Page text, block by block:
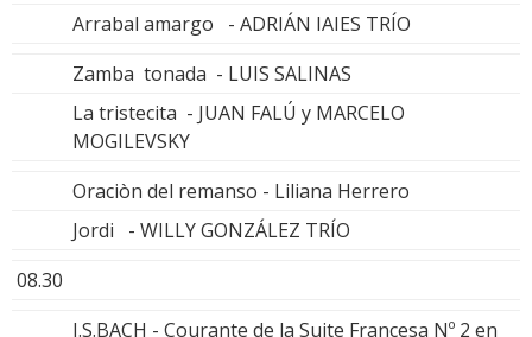
Arrabal amargo - ADRIÁN IAIES TRÍO
Zamba tonada - LUIS SALINAS
La tristecita - JUAN FALÚ y MARCELO
MOGILEVSKY
Oraciòn del remanso - Liliana Herrero
Jordi - WILLY GONZÁLEZ TRÍO
08.30
J.S.BACH - Courante de la Suite Francesa Nº 2 en